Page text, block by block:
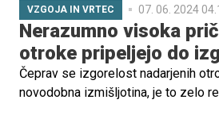
VZGOJA IN VRTEC 07. 06. 2024
Nerazumno visoka
otroke pripeljejo do
Čeprav se izgorelost nadarjenih
novodobna izmišljotina, je to zelo